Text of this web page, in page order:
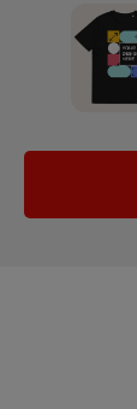
Einsteiger-